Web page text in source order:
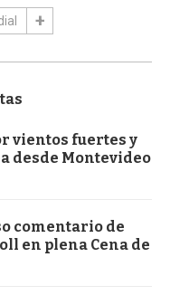
vientos fuertes y
desde Montevideo
comentario de
en plena Cena de